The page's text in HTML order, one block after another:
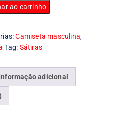
ao carrinho
Camiseta masculina,
Tag: Sátiras
adicional